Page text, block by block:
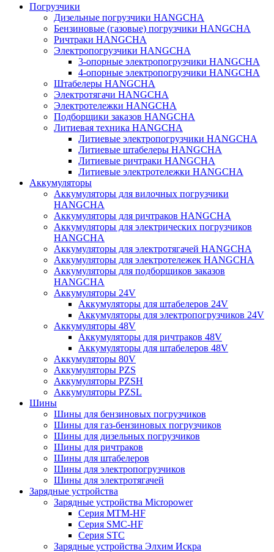
Погрузчики
Дизельные погрузчики HANGCHA
Бензиновые (газовые) погрузчики HANGCHA
Ричтраки HANGCHA
Электропогрузчики HANGCHA
3-опорные электропогрузчики HANGCHA
4-опорные электропогрузчики HANGCHA
Штабелеры HANGCHA
Электротягачи HANGCHA
Электротележки HANGCHA
Подборщики заказов HANGCHA
Литиевая техника HANGCHA
Литиевые электропогрузчики HANGCHA
Литиевые штабелеры HANGCHA
Литиевые ричтраки HANGCHA
Литиевые электротележки HANGCHA
Аккумуляторы
Аккумуляторы для вилочных погрузчики
HANGCHA
Аккумуляторы для ричтраков HANGCHA
Аккумуляторы для электрических погрузчиков
HANGCHA
Аккумуляторы для электротягачей HANGCHA
Аккумуляторы для электротележек HANGCHA
Аккумуляторы для подборщиков заказов
HANGCHA
Аккумуляторы 24V
Аккумуляторы для штабелеров 24V
Аккумуляторы для электропогрузчиков 24V
Аккумуляторы 48V
Аккумуляторы для ричтраков 48V
Аккумуляторы для штабелеров 48V
Аккумуляторы 80V
Аккумуляторы PZS
Аккумуляторы PZSH
Аккумуляторы PZSL
Шины
Шины для бензиновых погрузчиков
Шины для газ-бензиновых погрузчиков
Шины для дизельных погрузчиков
Шины для ричтраков
Шины для штабелеров
Шины для электропогрузчиков
Шины для электротягачей
Зарядные устройства
Зарядные устройства Micropower
Серия MTM-HF
Серия SMC-HF
Серия STC
Зарядные устройства Элхим Искра